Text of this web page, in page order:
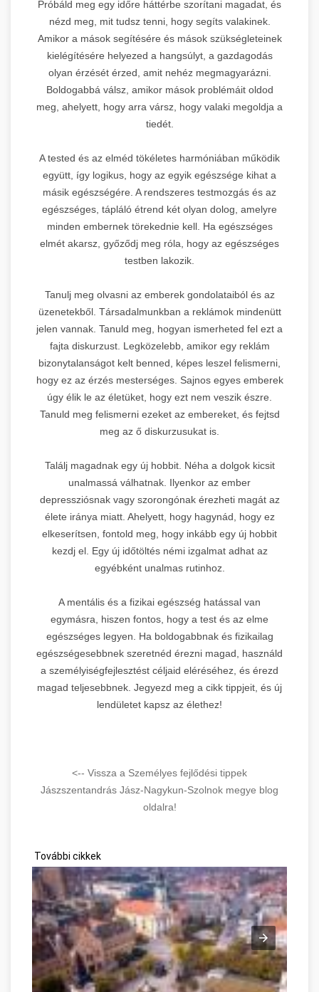
Próbáld meg egy időre háttérbe szorítani magadat, és
nézd meg, mit tudsz tenni, hogy segíts valakinek.
Amikor a mások segítésére és mások szükségleteinek
kielégítésére helyezed a hangsúlyt, a gazdagodás
olyan érzését érzed, amit nehéz megmagyarázni.
Boldogabbá válsz, amikor mások problémáit oldod
meg, ahelyett, hogy arra vársz, hogy valaki megoldja a
tiedét.
A tested és az elméd tökéletes harmóniában működik
együtt, így logikus, hogy az egyik egészsége kihat a
másik egészségére. A rendszeres testmozgás és az
egészséges, tápláló étrend két olyan dolog, amelyre
minden embernek törekednie kell. Ha egészséges
elmét akarsz, győződj meg róla, hogy az egészséges
testben lakozik.
Tanulj meg olvasni az emberek gondolataiból és az
üzenetekből. Társadalmunkban a reklámok mindenütt
jelen vannak. Tanuld meg, hogyan ismerheted fel ezt a
fajta diskurzust. Legközelebb, amikor egy reklám
bizonytalanságot kelt benned, képes leszel felismerni,
hogy ez az érzés mesterséges. Sajnos egyes emberek
úgy élik le az életüket, hogy ezt nem veszik észre.
Tanuld meg felismerni ezeket az embereket, és fejtsd
meg az ő diskurzusukat is.
Találj magadnak egy új hobbit. Néha a dolgok kicsit
unalmassá válhatnak. Ilyenkor az ember
depressziósnak vagy szorongónak érezheti magát az
élete iránya miatt. Ahelyett, hogy hagynád, hogy ez
elkeserítsen, fontold meg, hogy inkább egy új hobbit
kezdj el. Egy új időtöltés némi izgalmat adhat az
egyébként unalmas rutinhoz.
A mentális és a fizikai egészség hatással van
egymásra, hiszen fontos, hogy a test és az elme
egészséges legyen. Ha boldogabbnak és fizikailag
egészségesebbnek szeretnéd érezni magad, használd
a személyiségfejlesztést céljaid eléréséhez, és érezd
magad teljesebbnek. Jegyezd meg a cikk tippjeit, és új
lendületet kapsz az élethez!
<-- Vissza a Személyes fejlődési tippek
Jászszentandrás Jász-Nagykun-Szolnok megye blog
oldalra!
További cikkek